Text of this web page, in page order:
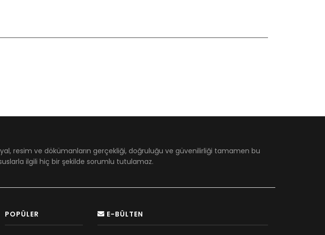
resim ve dökümanların gerçekliği, doğruluğu ve güvenilirliği tamamen bu
ilgili hiç bir şekilde sorumlu tutulamaz.
POPÜLER E-BÜLTEN